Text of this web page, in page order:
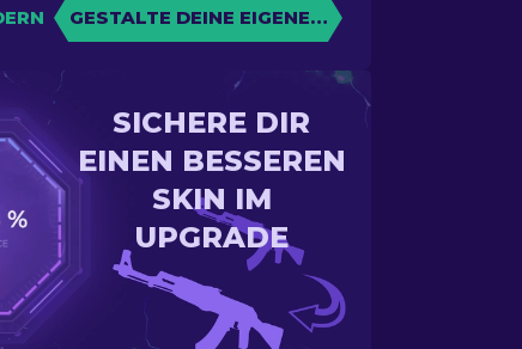
GESTALTE DEINE EIGENE KISTE
SICHERE DIR
EINEN BESSEREN
SKIN IM
UPGRADE